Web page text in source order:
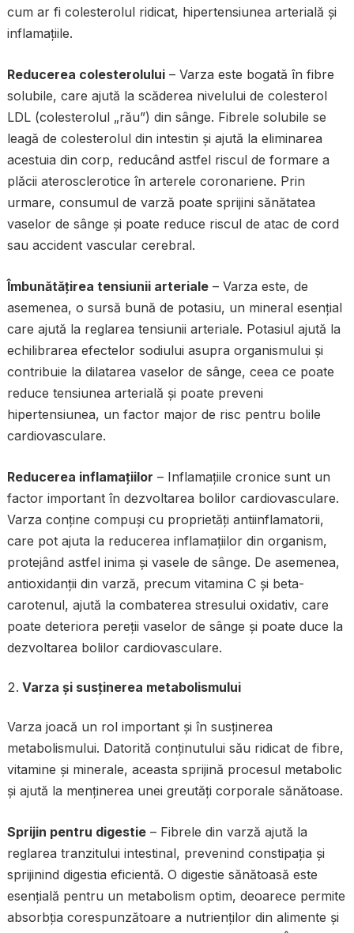
cum ar fi colesterolul ridicat, hipertensiunea arterială și
inflamațiile.
Reducerea colesterolului– Varza este bogată în fibre
solubile, care ajută la scăderea nivelului de colesterol
LDL (colesterolul „rău”) din sânge. Fibrele solubile se
leagă de colesterolul din intestin și ajută la eliminarea
acestuia din corp, reducând astfel riscul de formare a
plăcii aterosclerotice în arterele coronariene. Prin
urmare, consumul de varză poate sprijini sănătatea
vaselor de sânge și poate reduce riscul de atac de cord
sau accident vascular cerebral.
Îmbunătățirea tensiunii arteriale– Varza este, de
asemenea, o sursă bună de potasiu, un mineral esențial
care ajută la reglarea tensiunii arteriale. Potasiul ajută la
echilibrarea efectelor sodiului asupra organismului și
contribuie la dilatarea vaselor de sânge, ceea ce poate
reduce tensiunea arterială și poate preveni
hipertensiunea, un factor major de risc pentru bolile
cardiovasculare.
Reducerea inflamațiilor – Inflamațiile cronice sunt un
factor important în dezvoltarea bolilor cardiovasculare.
Varza conține compuși cu proprietăți antiinflamatorii,
care pot ajuta la reducerea inflamațiilor din organism,
protejând astfel inima și vasele de sânge. De asemenea,
antioxidanții din varză, precum vitamina C și beta-
carotenul, ajută la combaterea stresului oxidativ, care
poate deteriora pereții vaselor de sânge și poate duce la
dezvoltarea bolilor cardiovasculare.
Varza și susținerea metabolismului
Varza joacă un rol important și în susținerea
metabolismului. Datorită conținutului său ridicat de fibre,
vitamine și minerale, aceasta sprijină procesul metabolic
și ajută la menținerea unei greutăți corporale sănătoase.
Sprijin pentru digestie– Fibrele din varză ajută la
reglarea tranzitului intestinal, prevenind constipația și
sprijinind digestia eficientă. O digestie sănătoasă este
esențială pentru un metabolism optim, deoarece permite
absorbția corespunzătoare a nutrienților din alimente și